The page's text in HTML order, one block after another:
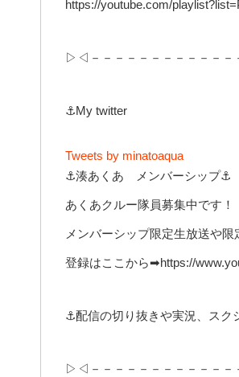
https://youtube.com/
▷◁－－－－－－－－－－－
⚓My twitter
Tweets by minatoaqua
⚓湊あくあ メンバーシップ⚓
あくあクルー隊員募集中です！
メンバーシップ限定生放送や
登録はここから➡https://
⚓配信の切り抜きや実況、ス
▷◁－－－－－－－－－－－